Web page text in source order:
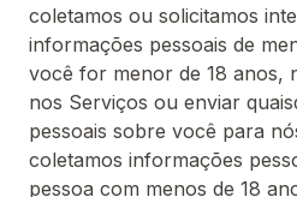
coletamos ou solicitamos
informações pessoais de
você for menor de 18 anos,
nos Serviços ou enviar
pessoais sobre você para
coletamos informações
pessoa com menos de 18